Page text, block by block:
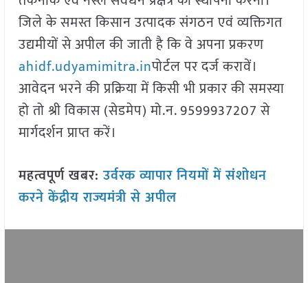
जिले के समस्त किसान उत्पादक संगठन एवं व्यक्तिगत
उद्यमीयों से अपील की जाती है कि वे अपना प्रकरण
ahidf.udyamimitra.inपोर्टल पर दर्ज करावें।
आवेदन भरने की प्रक्रिया में किसी भी प्रकार की समस्या
हो तो श्री विकास (सेडमेप) मो.न. 9599937207 से
मार्गदर्शन प्राप्त करें।
महत्वपूर्ण खबर:उर्वरक व्यापार नियमों में संशोधन
करने केंद्रीय राज्यमंत्री से अपील